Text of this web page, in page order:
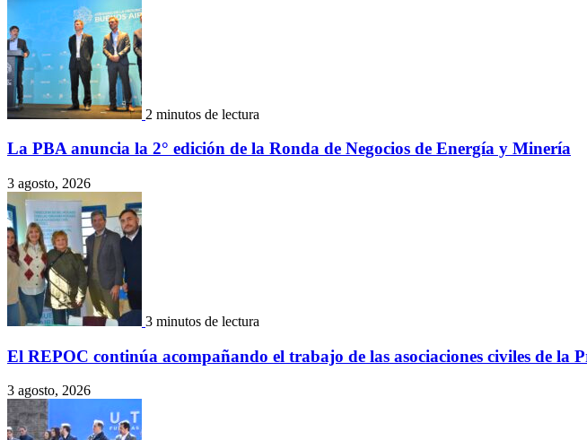
2 minutos de lectura
La PBA anuncia la 2° edición de la Ronda de Negocios de Energía y Minería
3 agosto, 2026
3 minutos de lectura
El REPOC continúa acompañando el trabajo de las asociaciones civiles de la
3 agosto, 2026